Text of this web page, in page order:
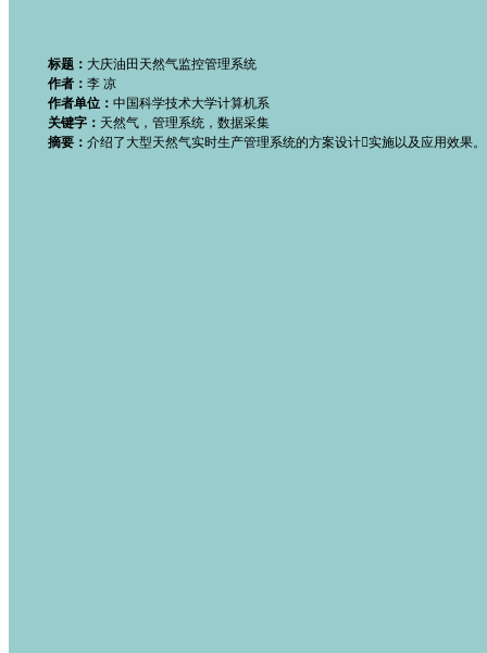
标题： 大庆油田天然气监控管理系统
作者： 李 凉
作者单位： 中国科学技术大学计算机系
关键字： 天然气，管理系统，数据采集
摘要： 介绍了大型天然气实时生产管理系统的方案设计实施以及应用效果。